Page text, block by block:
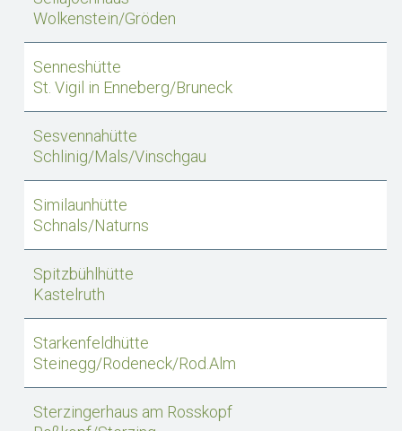
Wolkenstein/Gröden
Senneshütte
St. Vigil in Enneberg/Bruneck
Sesvennahütte
Schlinig/Mals/Vinschgau
Similaunhütte
Schnals/Naturns
Spitzbühlhütte
Kastelruth
Starkenfeldhütte
Steinegg/Rodeneck/Rod.Alm
Sterzingerhaus am Rosskopf